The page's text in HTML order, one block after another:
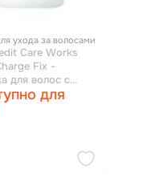
ухода за волосами
Care Works
Fix -
для волос с
150 млдля